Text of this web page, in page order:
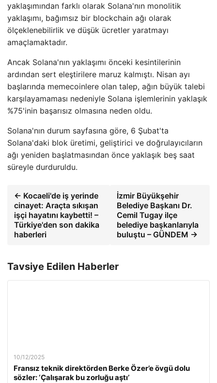
yaklaşımından farklı olarak Solana'nın monolitik
yaklaşımı, bağımsız bir blockchain ağı olarak
ölçeklenebilirlik ve düşük ücretler yaratmayı
amaçlamaktadır.
Ancak Solana'nın yaklaşımı önceki kesintilerinin
ardından sert eleştirilere maruz kalmıştı. Nisan ayı
başlarında memecoinlere olan talep, ağın büyük talebi
karşılayamaması nedeniyle Solana işlemlerinin yaklaşık
%75'inin başarısız olmasına neden oldu.
Solana'nın durum sayfasına göre, 6 Şubat'ta
Solana'daki blok üretimi, geliştirici ve doğrulayıcıların
ağı yeniden başlatmasından önce yaklaşık beş saat
süreyle durduruldu.
← Kocaeli'de iş yerinde
cinayet: Araçta sıkışan
işçi hayatını kaybetti! –
Türkiye'den son dakika
haberleri
İzmir Büyükşehir
Belediye Başkanı Dr.
Cemil Tugay ilçe
belediye başkanlarıyla
buluştu – GÜNDEM →
Tavsiye Edilen Haberler
10/12/2025
Fransız teknik direktörden Berke Özer’e övgü dolu
sözler: ‘Çalışarak bu zorluğu aştı’